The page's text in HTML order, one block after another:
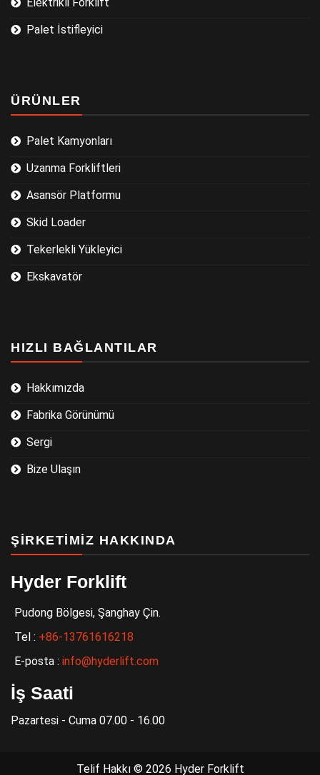
Palet İstifleyici
ÜRÜNLER
Palet Kamyonları
Uzanma Forkliftleri
Asansör Platformu
Skid Loader
Tekerlekli Yükleyici
Ekskavatör
HIZLI BAĞLANTILAR
Hakkımızda
Fabrika Görünümü
Sergi
Bize Ulaşın
ŞIRKETIMIZ HAKKINDA
Hyder Forklift
Pudong Bölgesi, Şanghay Çin.
Tel : +86-13761616218
E-posta : info@hyderlift.com
İş Saati
Pazartesi - Cuma 07.00 - 16.00
Telif Hakkı © 2026 Hyder Forklift